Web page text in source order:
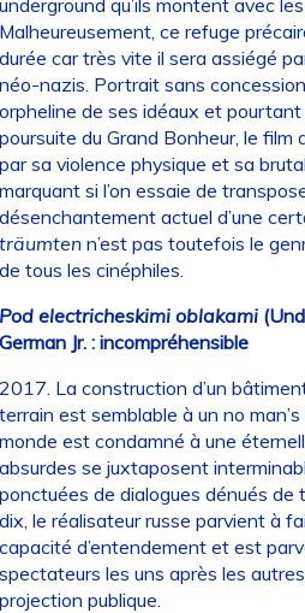
ce refuge
car très vite il sera assiégé
nazis. Portrait sans concession
de ses idéaux et
du Grand Bonheur, le film
sa violence physique et sa
si l’on essaie de
actuel d’une
n’est pas toutefois le
tous les cinéphiles.
electricheskimi oblakami
Jr. : incompréhensible
La construction d’un
est semblable à un no
est condamné à une
se juxtaposent
de dialogues dénués de
le réalisateur russe parvient à
d’entendement et est
les uns après les
publique.